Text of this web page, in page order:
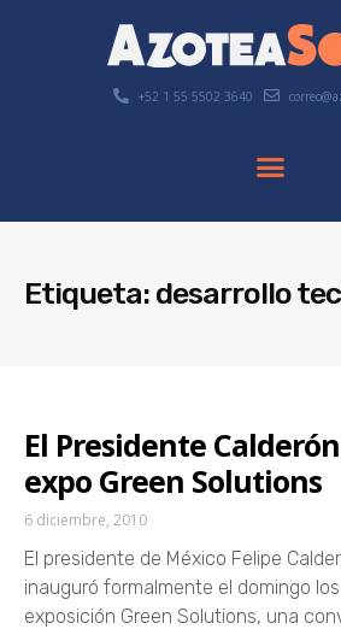
+52 1 55 5502 3640
Etiqueta: desarrollo
El Presidente
expo Green Solutions
6 diciembre, 2010
El presidente de México Felipe
inauguró formalmente el domingo
exposición Green Solutions, una